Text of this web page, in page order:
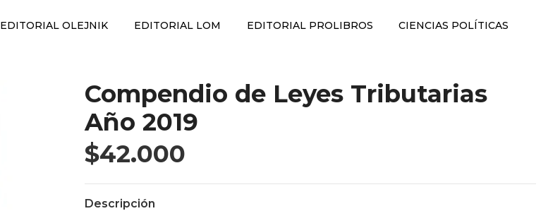
EDITORIAL OLEJNIK EDITORIAL LOM EDITORIAL PROLIBROS CIENCIAS POLÍTICAS
Compendio de Leyes Tributarias
Año 2019
$42.000
Descripción